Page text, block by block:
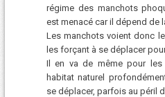
régime des manchots
est menacé car il dépend de
Les manchots voient donc
les forçant à se déplacer
Il en va de même pour
habitat naturel
se déplacer, parfois au péril